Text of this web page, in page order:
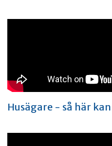
Husägare - så här